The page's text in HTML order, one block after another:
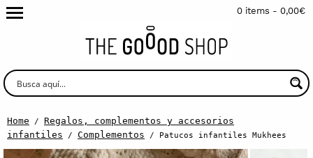
0 items - 0,00€
Home / Regalos, complementos y accesorios
infantiles / Complementos / Patucos infantiles Mukhees